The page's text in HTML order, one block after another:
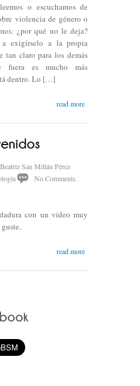
o escuchamos de
violencia de género o
¿por qué no le deja?
a exigírselo a la propia
tan claro para los demás
fuera es mucho más
dentro. Lo […]
read more
Beatriz San Millán Pérez
No Comments.
con un vídeo muy
read more